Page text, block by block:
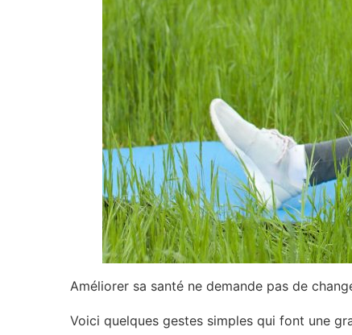
Améliorer sa santé ne demande pas de
Voici quelques gestes simples qui font une